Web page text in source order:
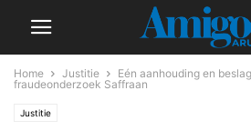
Home Justitie
Eén aanhouding en
fraudeonderzoek Saffraan
Justitie